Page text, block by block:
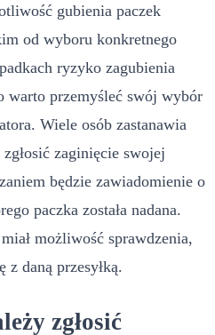
gubienia paczek
od wyboru konkretnego
ryzyko zagubienia
warto przemyśleć swój wybór
Wiele osób zastanawia
zaginięcie swojej
będzie zawiadomienie o
paczka została nadana.
możliwość sprawdzenia,
z daną przesyłką.
zgłosić